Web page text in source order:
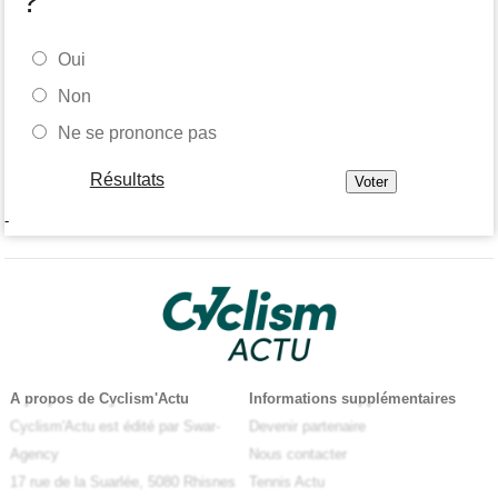
Oui
Non
Ne se prononce pas
Résultats
-
A propos de Cyclism'Actu
Cyclism'Actu est édité par Swar-
Agency
17 rue de la Suarlée, 5080 Rhisnes
Informations supplémentaires
Devenir partenaire
Nous contacter
Tennis Actu